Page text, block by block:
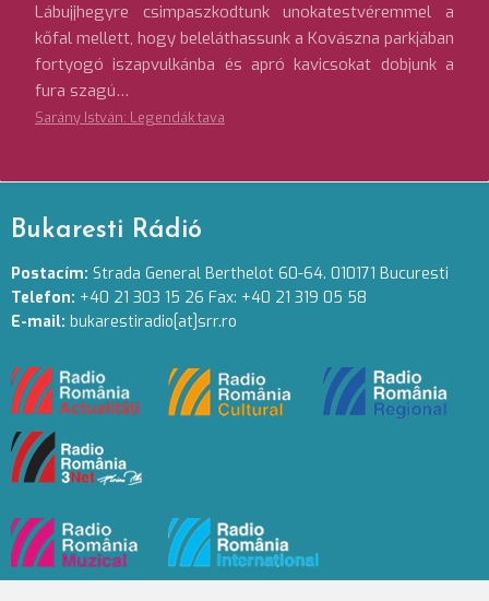
Lábujjhegyre csimpaszkodtunk unokatestvéremmel a
kőfal mellett, hogy beleláthassunk a Kovászna parkjában
fortyogó iszapvulkánba és apró kavicsokat dobjunk a
fura szagú…
Sarány István: Legendák tava
Bukaresti Rádió
Postacím: Strada General Berthelot 60-64. 010171 Bucuresti
Telefon: +40 21 303 15 26 Fax: +40 21 319 05 58
E-mail: bukarestiradio[at]srr.ro